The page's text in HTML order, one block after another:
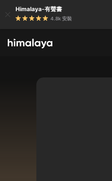
Himalaya-有聲書
4.8k 安裝